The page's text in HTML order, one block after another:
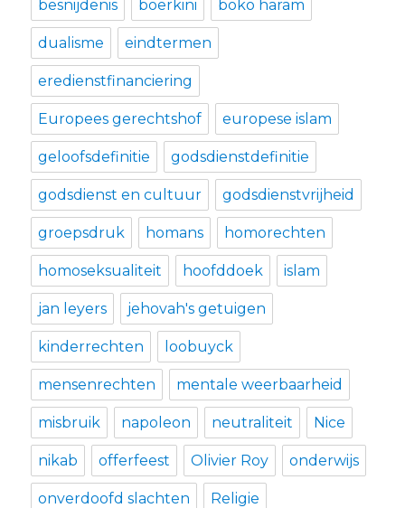
besnijdenis boerkini boko haram
dualisme eindtermen
eredienstfinanciering
Europees gerechtshof europese islam
geloofsdefinitie godsdienstdefinitie
godsdienst en cultuur godsdienstvrijheid
groepsdruk homans homorechten
homoseksualiteit hoofddoek islam
jan leyers jehovah's getuigen
kinderrechten loobuyck
mensenrechten mentale weerbaarheid
misbruik napoleon neutraliteit Nice
nikab offerfeest Olivier Roy onderwijs
onverdoofd slachten Religie